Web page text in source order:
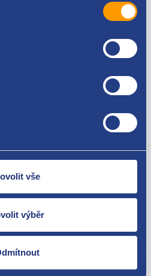
vše
výběr
1.3 Multijet
1.3 CDTI
1.3 CDTI
vrátit do 60 dnů od
se staráme
zákazníků.